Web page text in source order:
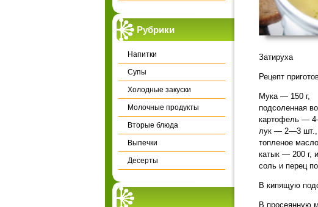
Рубрики
Напитки
Супы
Холодные закуски
Молочные продукты
Вторые блюда
Выпечки
Десерты
Затируха
Рецепт
Мука — 150 г,
подсоленная
картофель —
лук — 2—3 шт.,
топленое
катык — 200 г,
соль и перец
В кипящую
В просеянную